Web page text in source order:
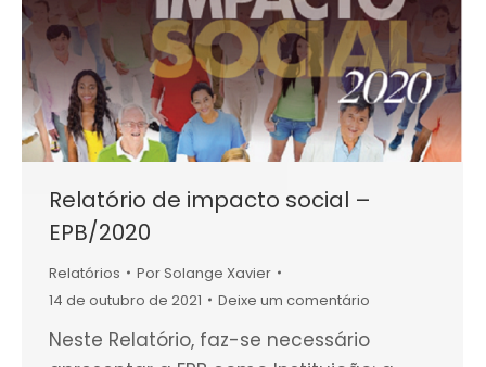
Relatório de impacto social –
EPB/2020
Relatórios PorSolange Xavier
14 de outubro de 2021
Deixe um comentário
Neste Relatório, faz-se necessário